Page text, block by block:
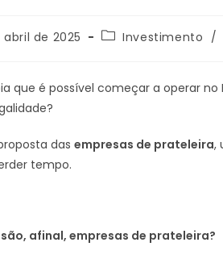
abril de 2025 Investimento /
que é possível começar a operar no
das empresas de prateleira,
tempo.
são, afinal, empresas de prateleira?